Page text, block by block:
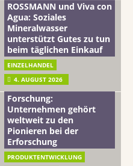
ROSSMANN und Viva con
Agua: Soziales
Mineralwasser
unterstützt Gutes zu tun
beim täglichen Einkauf
EINZELHANDEL
4. AUGUST 2026
Beiersdorf
Hautmikrobiom-
Forschung:
Unternehmen gehört
weltweit zu den
Pionieren bei der
Erforschung
PRODUKTENTWICKLUNG